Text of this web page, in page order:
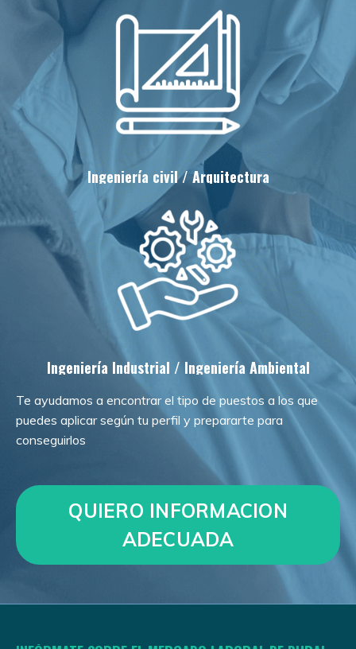
Ingeniería civil / Arquitectura
Ingeniería Industrial / Ingeniería Ambiental
Te ayudamos a encontrar el tipo de puestos a los que
puedes aplicar según tu perfil y prepararte para
conseguirlos
QUIERO INFORMACION
ADECUADA